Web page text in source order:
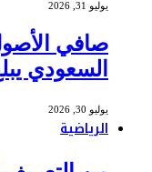
يوليو 31, 2026
صافي
السعودي يبلغ 437 مليار دولار بنهاية
يوليو 30, 2026
الرياضية